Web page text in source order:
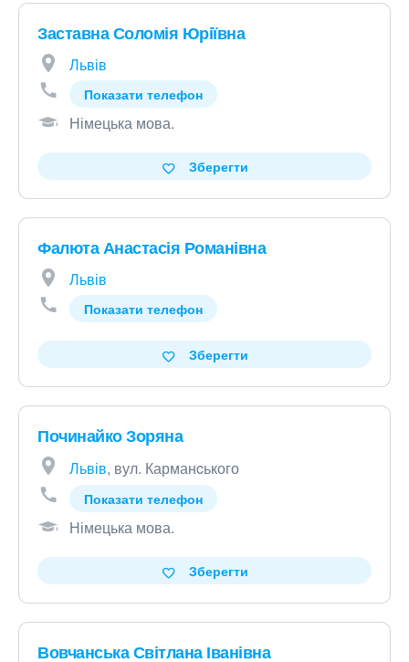
Заставна Соломія Юріївна
Львів
Показати телефон
Німецька мова.
Зберегти
Фалюта Анастасія Романівна
Львів
Показати телефон
Зберегти
Починайко Зоряна
Львів, вул. Карманcького
Показати телефон
Німецька мова.
Зберегти
Вовчанська Світлана Іванівна